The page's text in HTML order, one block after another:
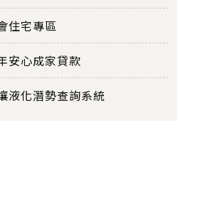
住宅專區
安心成家貸款
液化潛勢查詢系統